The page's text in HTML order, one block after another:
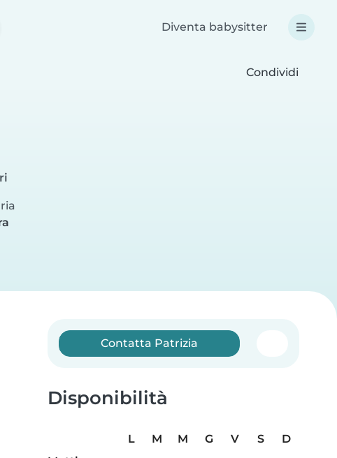
Diventa babysitter
Condividi
Contatta Patrizia
Disponibilità
L M M G V S
D